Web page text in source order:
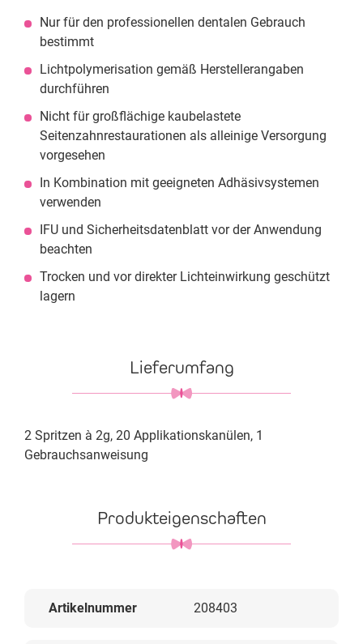
Nur für den professionellen dentalen Gebrauch
bestimmt
Lichtpolymerisation gemäß Herstellerangaben
durchführen
Nicht für großflächige kaubelastete
Seitenzahnrestaurationen als alleinige Versorgung
vorgesehen
In Kombination mit geeigneten Adhäsivsystemen
verwenden
IFU und Sicherheitsdatenblatt vor der Anwendung
beachten
Trocken und vor direkter Lichteinwirkung geschützt
lagern
Lieferumfang
2 Spritzen à 2g, 20 Applikationskanülen, 1
Gebrauchsanweisung
Produkteigenschaften
Artikelnummer 208403